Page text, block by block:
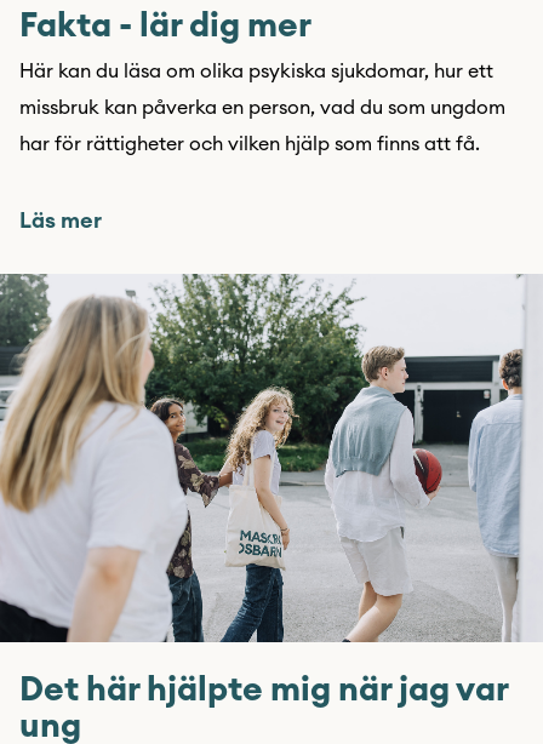
Fakta - lär dig mer
Här kan du läsa om olika psykiska sjukdomar, hur ett
missbruk kan påverka en person, vad du som ungdom
har för rättigheter och vilken hjälp som finns att få.
Läs mer
Det här hjälpte mig när jag var
ung